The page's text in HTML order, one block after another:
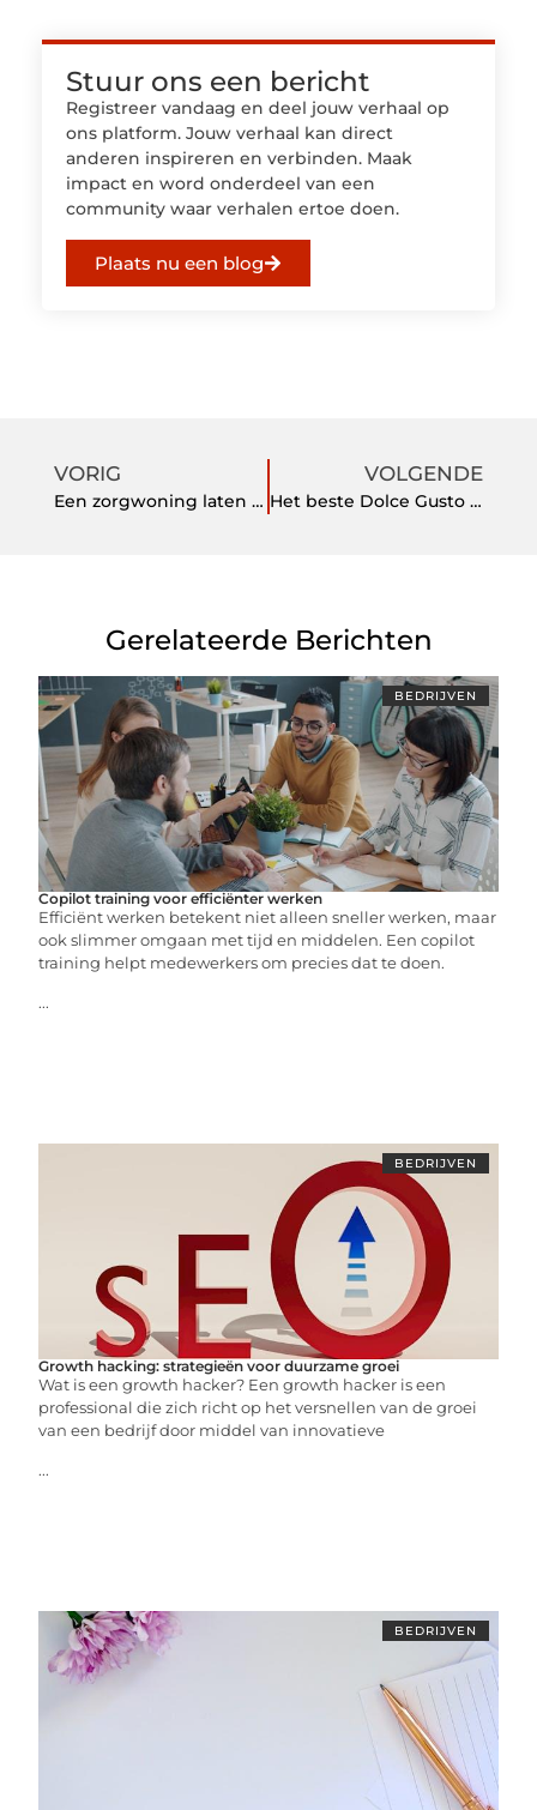
Stuur ons een bericht
Registreer vandaag en deel jouw verhaal op
ons platform. Jouw verhaal kan direct
anderen inspireren en verbinden. Maak
impact en word onderdeel van een
community waar verhalen ertoe doen.
Plaats nu een blog
VORIG
Een zorgwoning laten bouwen voor een comfortabele manier van leven
VOLGENDE
Het beste Dolce Gusto apparaat, zou jij hier graag gebruik van willen maken?
Gerelateerde Berichten
BEDRIJVEN
Copilot training voor efficiënter werken
Efficiënt werken betekent niet alleen sneller werken, maar
ook slimmer omgaan met tijd en middelen. Een copilot
training helpt medewerkers om precies dat te doen.
...
BEDRIJVEN
Growth hacking: strategieën voor duurzame groei
Wat is een growth hacker? Een growth hacker is een
professional die zich richt op het versnellen van de groei
van een bedrijf door middel van innovatieve
...
BEDRIJVEN